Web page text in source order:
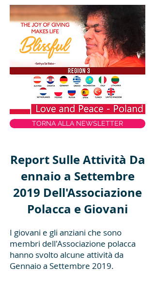
TORNA ALLA NEWSLETTER
Report Sulle Attività Da
ennaio a Settembre
2019 Dell'Associazione
Polacca e Giovani
I giovani e gli anziani che sono
membri dell'Associazione polacca
hanno svolto alcune attività da
Gennaio a Settembre 2019.